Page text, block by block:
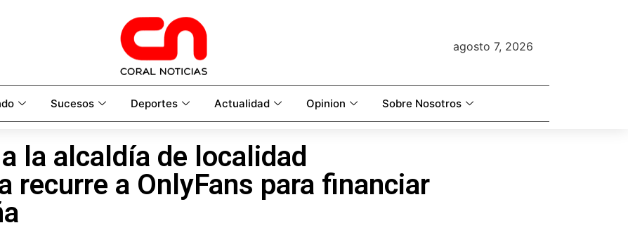
agosto 7, 2026
Sucesos Deportes Actualidad Opinion Sobre Nosotros
la alcaldía de localidad
recurre a OnlyFans para financiar